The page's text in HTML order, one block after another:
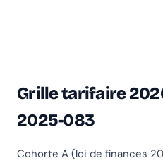
Grille tarifaire
2025-083
Cohorte A (loi de finances